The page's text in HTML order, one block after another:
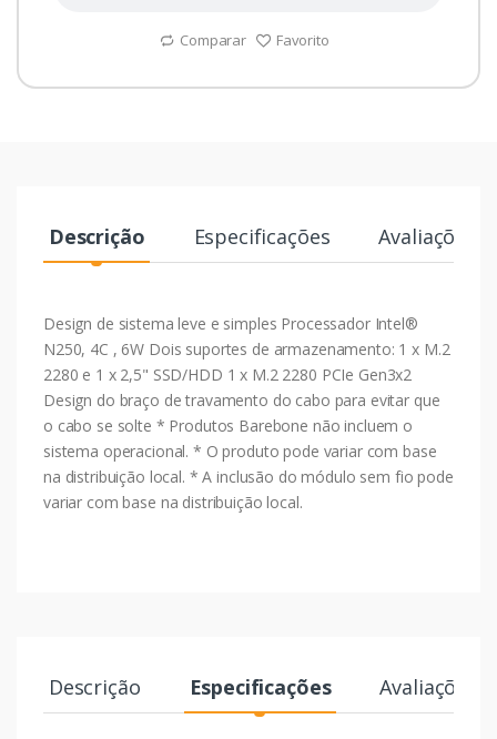
Comparar Favorito
Descrição Especificações Avaliações
Design de sistema leve e simples Processador Intel®
N250, 4C , 6W Dois suportes de armazenamento: 1 x M.2
2280 e 1 x 2,5" SSD/HDD 1 x M.2 2280 PCIe Gen3x2
Design do braço de travamento do cabo para evitar que
o cabo se solte * Produtos Barebone não incluem o
sistema operacional. * O produto pode variar com base
na distribuição local. * A inclusão do módulo sem fio pode
variar com base na distribuição local.
Descrição Especificações Avaliações